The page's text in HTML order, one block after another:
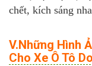
chết, kích sáng
V.Những Hình
Cho Xe Ô Tô